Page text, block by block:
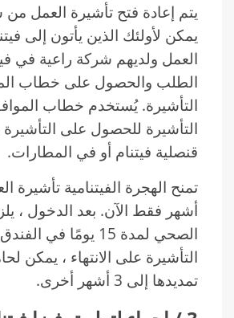
يمكن لأولئك الذين يأتون إلى
العمل ولديهم شركة راعية في
الطلب والحصول على خطاب
التأشيرة. يُستخدم خطاب
التأشيرة للحصول على
قنصلية فيتنام أو في المطارات.
أشهر فقط الآن. بعد الدخول ،
الصحي لمدة 15 يومًا
التأشيرة على الانتهاء ، يمكن
تمديدها إلى 3 أشهر أخرى.